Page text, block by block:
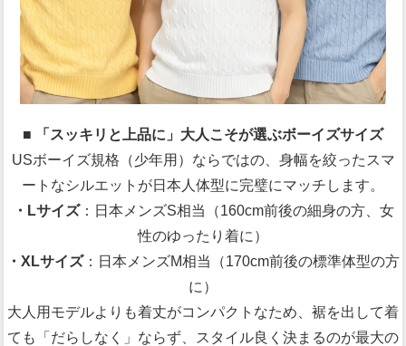
■ 「スッキリと上品に」大人こそが選ぶボーイズサイズ
USボーイズ規格（少年用）ならではの、身幅を絞ったスマ
ートなシルエットが日本人体型に完璧にマッチします。
・Lサイズ：日本メンズS相当（160cm前後の細身の方、女
性のゆったり着に）
・XLサイズ：日本メンズM相当（170cm前後の標準体型の方
に）
大人用モデルよりも着丈がコンパクトなため、裾を出して着
ても「だらしなく」ならず、スタイル良く決まるのが最大の